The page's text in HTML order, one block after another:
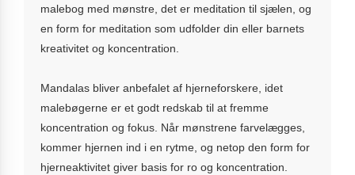
malebog med mønstre, det er meditation til sjælen, og
en form for meditation som udfolder din eller barnets
kreativitet og koncentration.
Mandalas bliver anbefalet af hjerneforskere, idet
malebøgerne er et godt redskab til at fremme
koncentration og fokus. Når mønstrene farvelægges,
kommer hjernen ind i en rytme, og netop den form for
hjerneaktivitet giver basis for ro og koncentration.